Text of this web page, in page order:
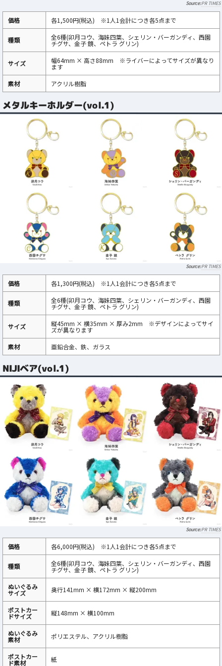
PR TIMES
価格 各1,500円(税込) ※1人1会計につき各5点まで
種類 全6種(卯月コウ、海妹四葉、シェリン・バーガンディ、西園
チグサ、金子 鏡、ペトラ グリン)
サイズ 幅64mm × 高さ88mm ※ライバーによってサイズが異なり
ます
素材
アクリル樹脂
メタルキーホルダー(vol.1)
PR TIMES
価格 各1,300円(税込) ※1人1会計につき各5点まで
種類 全6種(卯月コウ、海妹四葉、シェリン・バーガンディ、西園
チグサ、金子 鏡、ペトラ グリン)
サイズ 縦45mm × 横35mm × 厚み2mm ※デザインによってサイ
ズが異なります
素材
亜鉛合金、鉄、ガラス
NIJIベア(vol.1)
PR TIMES
価格 各6,000円(税込) ※1人1会計につき各5点まで
種類 全6種(卯月コウ、海妹四葉、シェリン・バーガンディ、西園
チグサ、金子 鏡、ペトラ グリン)
ぬいぐるみ
サイズ 奥行141mm × 横172mm × 縦200mm
ポストカー
ドサイズ 縦148mm × 横100mm
ぬいぐるみ
素材 ポリエステル、アクリル樹脂
ポストカー
ド素材 紙